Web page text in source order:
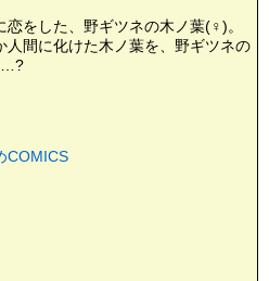
をした、野ギツネの木ノ葉(♀)。
間に化けた木ノ葉を、野ギツネの
…?
COMICS